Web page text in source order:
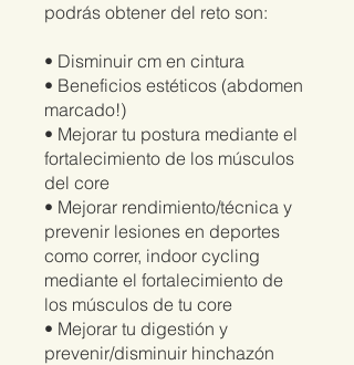
podrás obtener del reto son:
• Disminuir cm en cintura
• Beneficios estéticos (abdomen
marcado!)
• Mejorar tu postura mediante el
fortalecimiento de los músculos
del core
• Mejorar rendimiento/técnica y
prevenir lesiones en deportes
como correr, indoor cycling
mediante el fortalecimiento de
los músculos de tu core
• Mejorar tu digestión y
prevenir/disminuir hinchazón